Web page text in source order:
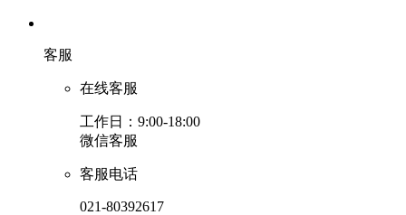
客服
在线客服
工作日：9:00-18:00
微信客服
客服电话
021-80392617